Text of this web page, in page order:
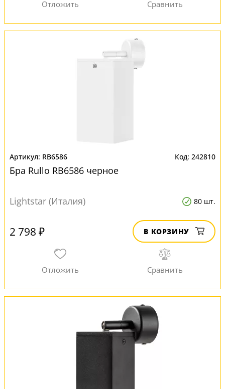
RB6586 242810
Бра Rullo RB6586 черное
Lightstar (Италия) 80 шт.
2 798 ₽ В КОРЗИНУ